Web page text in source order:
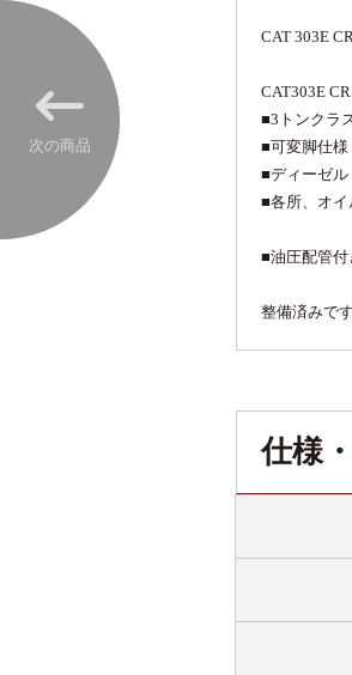
次の商品
CAT 303E
CAT303E CR
■3トンクラ
■可変脚仕様
■ディーゼル
■各所、オ
■油圧配管付
整備済みで
仕様